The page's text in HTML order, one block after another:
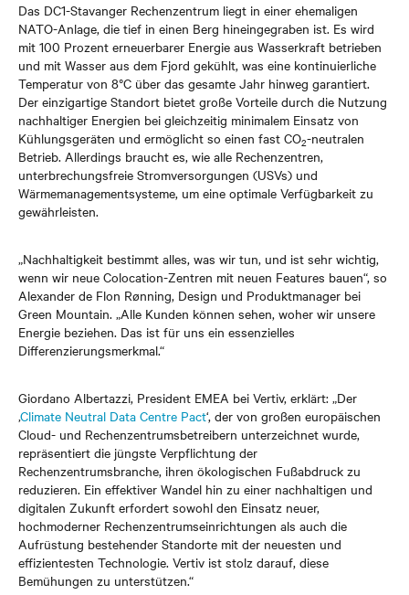
Das DC1-Stavanger Rechenzentrum liegt in einer ehemaligen
NATO-Anlage, die tief in einen Berg hineingegraben ist. Es wird
mit 100 Prozent erneuerbarer Energie aus Wasserkraft betrieben
und mit Wasser aus dem Fjord gekühlt, was eine kontinuierliche
Temperatur von 8°C über das gesamte Jahr hinweg garantiert.
Der einzigartige Standort bietet große Vorteile durch die Nutzung
nachhaltiger Energien bei gleichzeitig minimalem Einsatz von
Kühlungsgeräten und ermöglicht so einen fast CO2-neutralen
Betrieb. Allerdings braucht es, wie alle Rechenzentren,
unterbrechungsfreie Stromversorgungen (USVs) und
Wärmemanagementsysteme, um eine optimale Verfügbarkeit zu
gewährleisten.
„Nachhaltigkeit bestimmt alles, was wir tun, und ist sehr wichtig,
wenn wir neue Colocation-Zentren mit neuen Features bauen“, so
Alexander de Flon Rønning, Design und Produktmanager bei
Green Mountain. „Alle Kunden können sehen, woher wir unsere
Energie beziehen. Das ist für uns ein essenzielles
Differenzierungsmerkmal.“
Giordano Albertazzi, President EMEA bei Vertiv, erklärt: „Der
‚Climate Neutral Data Centre Pact‘, der von großen europäischen
Cloud- und Rechenzentrumsbetreibern unterzeichnet wurde,
repräsentiert die jüngste Verpflichtung der
Rechenzentrumsbranche, ihren ökologischen Fußabdruck zu
reduzieren. Ein effektiver Wandel hin zu einer nachhaltigen und
digitalen Zukunft erfordert sowohl den Einsatz neuer,
hochmoderner Rechenzentrumseinrichtungen als auch die
Aufrüstung bestehender Standorte mit der neuesten und
effizientesten Technologie. Vertiv ist stolz darauf, diese
Bemühungen zu unterstützen.“